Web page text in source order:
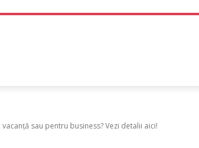
sau pentru business? Vezi detalii aici!